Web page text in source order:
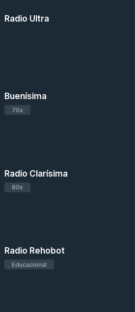
Radio Ultra
Buenísima
70s
Radio Clarísima
80s
Radio Rehobot
Educacional